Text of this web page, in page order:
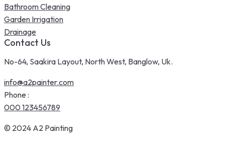
Bathroom Cleaning
Garden Irrigation
Drainage
Contact Us
No-64, Saakira Layout, North West, Banglow, Uk.
info@a2painter.com
Phone :
000 123456789
© 2024 A2 Painting